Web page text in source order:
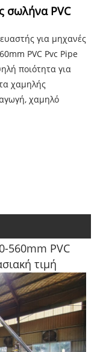
σωλήνα PVC
για μηχανές
PVC Pvc Pipe
ποιότητα για
χαμηλής
χαμηλό
560mm PVC
τιμή